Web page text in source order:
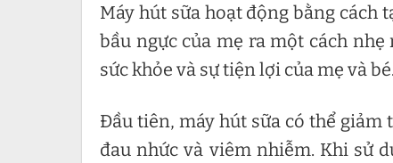
Máy hút sữa hoạt động bằng cách
bầu ngực của mẹ ra một cách
sức khỏe và sự tiện lợi của mẹ và bé.
Đầu tiên, máy hút sữa có thể giảm
đau nhức và viêm nhiễm. Khi sử